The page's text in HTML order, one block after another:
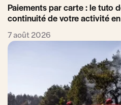
Paiements par carte : le tuto
continuité de votre activité
7 août 2026